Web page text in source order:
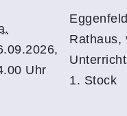
Uhr
Rathaus,
1. Stock